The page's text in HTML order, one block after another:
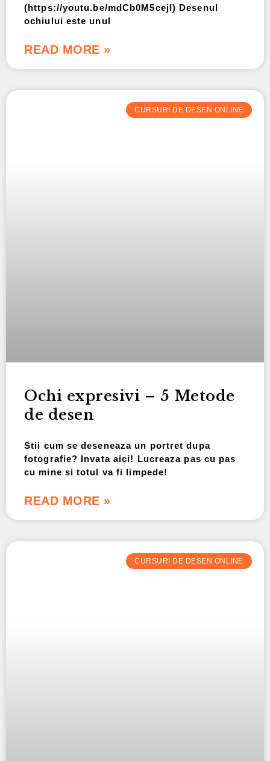
(https://youtu.be/mdCb0M5cejI) Desenul
ochiului este unul
READ MORE »
CURSURI DE DESEN ONLINE
Ochi expresivi – 5 Metode
de desen
Stii cum se deseneaza un portret dupa
fotografie? Invata aici! Lucreaza pas cu pas
cu mine si totul va fi limpede!
READ MORE »
CURSURI DE DESEN ONLINE